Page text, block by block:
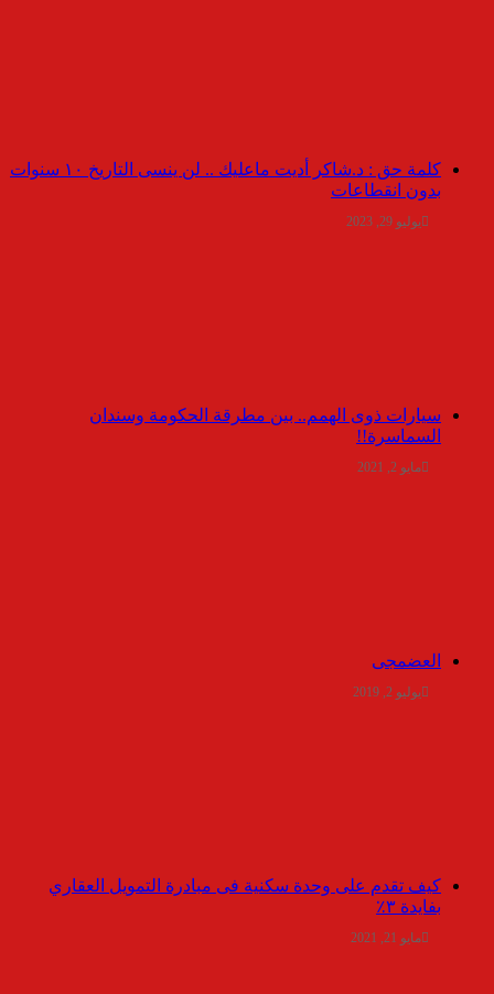
كلمة حق : د.شاكر أديت ماعليك .. لن ينسى التاريخ ١٠ سنوات
بدون انقطاعات
يوليو 29, 2023
سيارات ذوى الهمم.. بين مطرقة الحكومة وسندان
السماسرة!!
مايو 2, 2021
العضمجى
يوليو 2, 2019
كيف تقدم على وحدة سكنية فى مبادرة التمويل العقاري
بفايدة ٣٪
مايو 21, 2021